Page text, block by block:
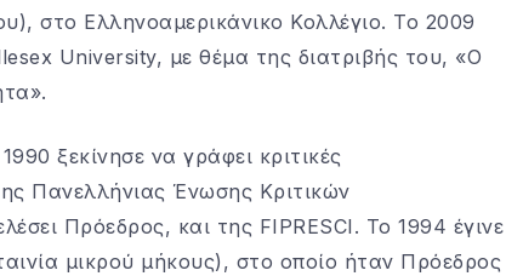
στο Ελληνοαμερικάνικο Κολλέγιο. Το 2009
University, με θέμα της διατριβής του, «Ο
ξεκίνησε να γράφει κριτικές
Πανελλήνιας Ένωσης Κριτικών
Πρόεδρος, και της FIPRESCI. Το 1994 έγινε
μικρού μήκους), στο οποίο ήταν Πρόεδρος